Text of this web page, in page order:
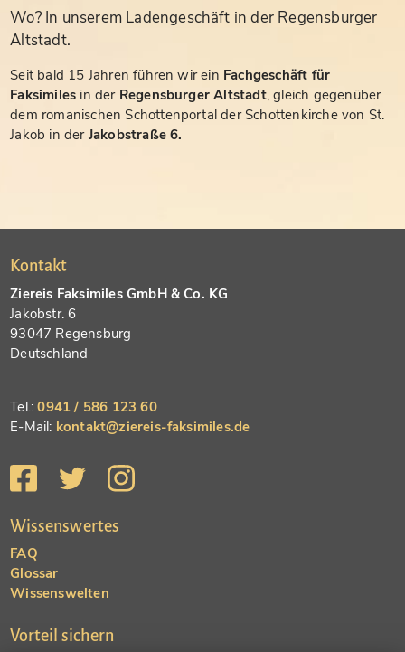
Wo? In unserem Ladengeschäft in der Regensburger
Altstadt.
Seit bald 15 Jahren führen wir ein Fachgeschäft für
Faksimiles in der Regensburger Altstadt, gleich gegenüber
dem romanischen Schottenportal der Schottenkirche von St.
Jakob in der Jakobstraße 6.
Kontakt
Ziereis Faksimiles GmbH & Co. KG
Jakobstr. 6
93047 Regensburg
Deutschland
Tel.:0941 / 586 123 60
E-Mail: kontakt@ziereis-faksimiles.de
Wissenswertes
FAQ
Glossar
Wissenswelten
Vorteil sichern